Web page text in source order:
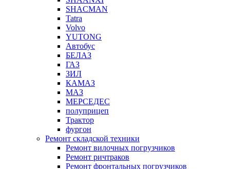
SHACMAN
Tatra
Volvo
YUTONG
Автобус
БЕЛАЗ
ГАЗ
ЗИЛ
КАМАЗ
МАЗ
МЕРСЕДЕС
полуприцеп
Трактор
фургон
Ремонт складской техники
Ремонт вилочных погрузчиков
Ремонт ричтраков
Ремонт фронтальных погрузчиков